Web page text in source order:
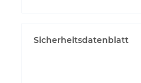
Sicherheitsdatenblatt